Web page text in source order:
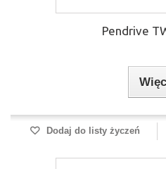
Pendrive
Dodaj do listy życzeń